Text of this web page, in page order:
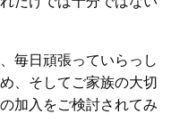
毎日頑張っていらっし
、そしてご家族の大切
加入をご検討されてみ